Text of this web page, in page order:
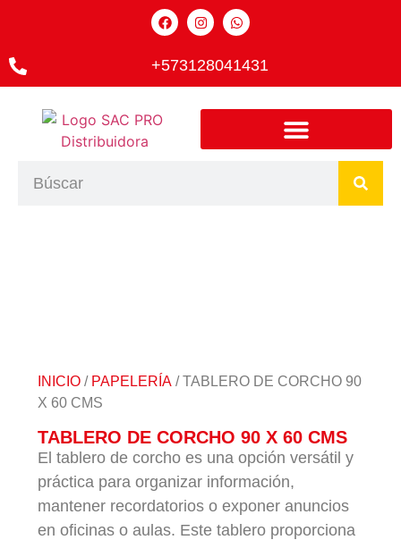
+573128041431
INICIO / PAPELERÍA / TABLERO DE CORCHO 90
X 60 CMS
TABLERO DE CORCHO 90 X 60 CMS
El tablero de corcho es una opción versátil y
práctica para organizar información,
mantener recordatorios o exponer anuncios
en oficinas o aulas. Este tablero proporciona